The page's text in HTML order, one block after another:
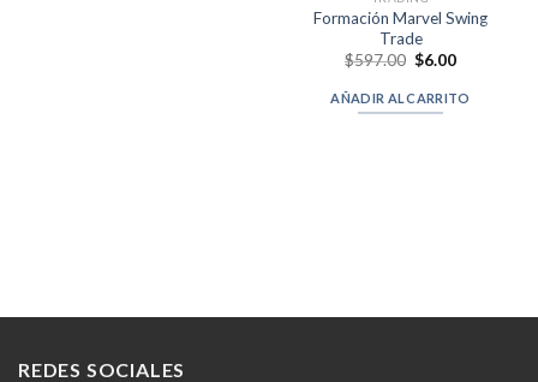
Formación Marvel Swing
Trade
$597.00 Original
was:
$597.00.
$6.00Current
is:
$6.00.
AÑADIR AL CARRITO
REDES SOCIALES